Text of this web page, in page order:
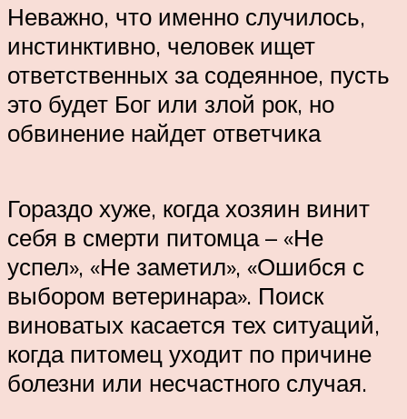
Неважно, что именно случилось,
инстинктивно, человек ищет
ответственных за содеянное, пусть
это будет Бог или злой рок, но
обвинение найдет ответчика
Гораздо хуже, когда хозяин винит
себя в смерти питомца – «Не
успел», «Не заметил», «Ошибся с
выбором ветеринара». Поиск
виноватых касается тех ситуаций,
когда питомец уходит по причине
болезни или несчастного случая.